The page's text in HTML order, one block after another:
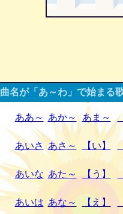
曲名が「あ～わ」で始まる
ああ～ あか～ あま～
あいさ あさ～ 【い】
あいな あた～ 【う】
あいは あな～ 【え】